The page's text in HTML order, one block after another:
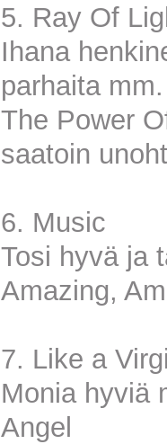
5. Ray Of
Ihana
parhaita
The Power
saatoin
6. Music
Tosi hyvä ja
Amazing,
7. Like a
Monia hyviä
Angel